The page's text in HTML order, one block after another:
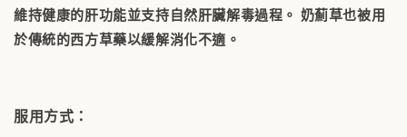
維持健康的肝功能並支持自然肝臟解毒過程。 奶薊草也被用
於傳統的西方草藥以緩解消化不適。
服用方式：